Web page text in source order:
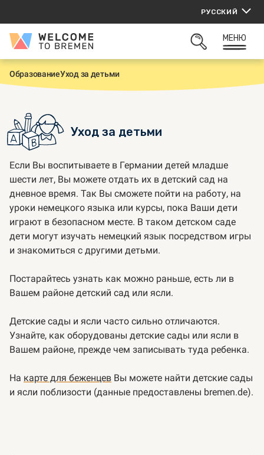
содержанию
РУССКИЙ
Welcome
Bremen
ОТКРЫТЬ
МЕНЮ
Г
л
я
ОбразованиеУход за детьми
Уход за детьми
Если Вы воспитываете в Германии детей младше
шести лет, Вы можете отдать их в детский сад на
дневное время. Так Вы сможете пойти на работу, на
уроки немецкого языка или курсы, пока Ваши дети
играют в безопасном месте. В таком детском саде
дети могут изучать немецкий язык посредством игры
и знакомиться с другими детьми.
Постарайтесь узнать как можно раньше, есть ли в
Вашем районе детский сад или ясли.
Детские сады и ясли часто сильно отличаются.
Узнайте, как оборудованы детские сады или ясли в
Вашем районе, прежде чем записывать туда ребенка.
На карте для беженцев Вы можете найти детские сады
и ясли поблизости (данные предоставлены bremen.de).